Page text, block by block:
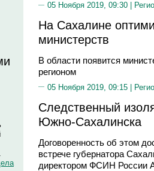
05 Ноября 2019, 09:30 |
На Сахалине
министерств
В области появится
регионом
05 Ноября 2019, 09:15 |
Следственный
Южно-Сахалинска
Договоренность об этом
встрече губернатора
директором ФСИН России